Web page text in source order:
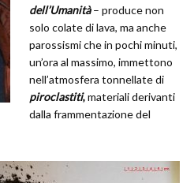
dell’Umanità– produce non
solo colate di lava, ma anche
parossismi che in pochi minuti,
un’ora al massimo, immettono
nell’atmosfera tonnellate di
piroclastiti,materiali derivanti
dalla frammentazione del